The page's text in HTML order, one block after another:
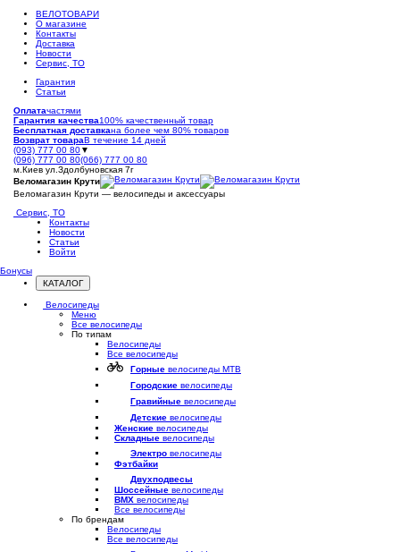
ВЕЛОТОВАРИ
О магазине
Контакты
Доставка
Новости
Сервис, ТО
Гарантия
Статьи
Оплатачастями
Гарантия качества100% качественный товар
Бесплатная доставкана более чем 80% товаров
Возврат товараВ течение 14 дней
(093) 777 00 80▼
(096) 777 00 80(066) 777 00 80
м.Киев ул.Здолбуновская 7г
Веломагазин Крути
Веломагазин Крути — велосипеды и аксессуары
Сервис, ТО
Контакты
Новости
Статьи
Войти
Бонусы
КАТАЛОГ
Открыть
меню
Велосипеды
Меню
Все велосипеды
По типам
Велосипеды
Все велосипеды
Горные велосипеды MTB
Городские велосипеды
Гравийные велосипеды
Детские велосипеды
Женские велосипеды
Складные велосипеды
Электро велосипеды
Фэтбайки
Двухподвесы
Шоссейные велосипеды
BMX велосипеды
Все велосипеды
По брендам
Велосипеды
Все велосипеды